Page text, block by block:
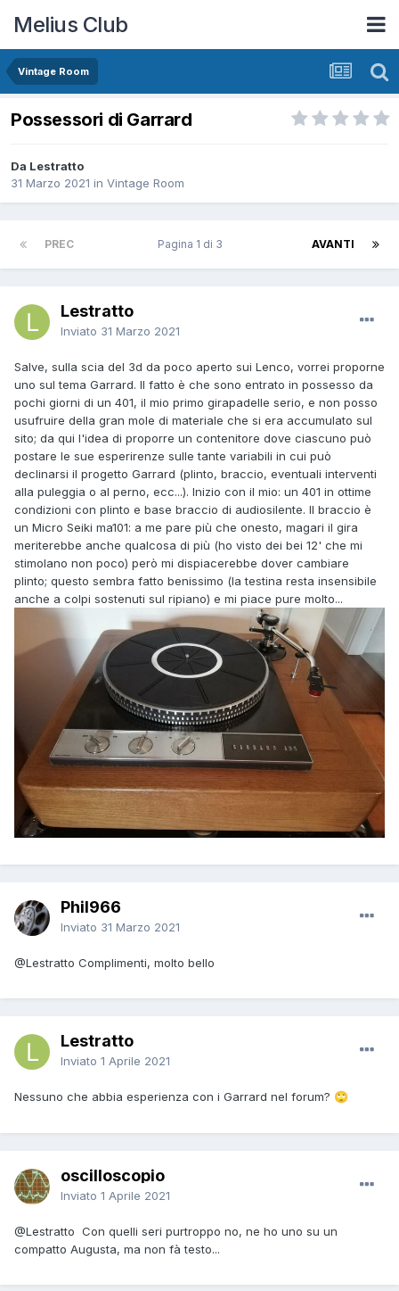
Melius Club
Vintage Room
Possessori di Garrard
Da Lestratto
31 Marzo 2021 in Vintage Room
PREC AVANTI
Pagina 1 di 3
Lestratto
Inviato 31 Marzo 2021
Salve, sulla scia del 3d da poco aperto sui Lenco, vorrei proporne
uno sul tema Garrard. Il fatto è che sono entrato in possesso da
pochi giorni di un 401, il mio primo girapadelle serio, e non posso
usufruire della gran mole di materiale che si era accumulato sul
sito; da qui l'idea di proporre un contenitore dove ciascuno può
postare le sue esperirenze sulle tante variabili in cui può
declinarsi il progetto Garrard (plinto, braccio, eventuali interventi
alla puleggia o al perno, ecc...). Inizio con il mio: un 401 in ottime
condizioni con plinto e base braccio di audiosilente. Il braccio è
un Micro Seiki ma101: a me pare più che onesto, magari il gira
meriterebbe anche qualcosa di più (ho visto dei bei 12' che mi
stimolano non poco) però mi dispiacerebbe dover cambiare
plinto; questo sembra fatto benissimo (la testina resta insensibile
anche a colpi sostenuti sul ripiano) e mi piace pure molto...
Phil966
Inviato 31 Marzo 2021
@Lestratto Complimenti, molto bello
Lestratto
Inviato 1 Aprile 2021
Nessuno che abbia esperienza con i Garrard nel forum? 🙄
oscilloscopio
Inviato 1 Aprile 2021
@Lestratto Con quelli seri purtroppo no, ne ho uno su un
compatto Augusta, ma non fà testo...